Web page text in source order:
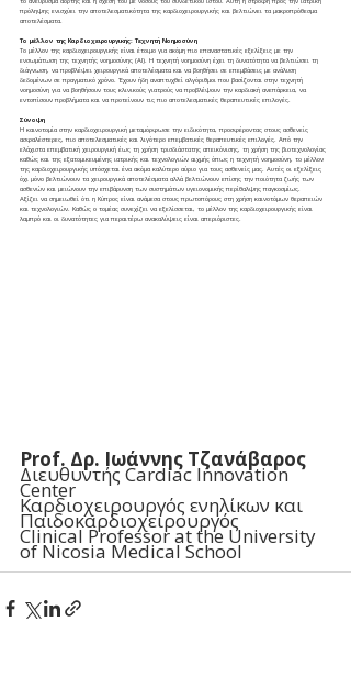
πρόληψης ενισχύει την αποτελεσματικότητα της καρδιοχειρουργικής και βελτιώνει τα μακροπρόθεσμα
αποτελέσματα.
Το μέλλον της Καρδιοχειρουργικής: Τεχνητή Νοημοσύνη
Tο μέλλον της καρδιοχειρουργικής είναι έτοιμο για ακόμη πιο επαναστατικές εξελίξεις με την
ενσωμάτωση της τεχνητής νοημοσύνης (AI). Η τεχνητή νοημοσύνη έχει τη δυνατότητα να βελτιώσει τη
διάγνωση, να προβλέψει χειρουργικά αποτελέσματα και να βοηθήσει σε επεμβάσεις με ανάλυση
δεδομένων σε πραγματικό χρόνο. Έχουν ήδη αναπτυχθεί αλγόριθμοι που βασίζονται στην τεχνητή
νοημοσύνη για να βοηθήσουν τους κλινικούς γιατρούς να προβλέψουν την καρδιακή ανεπάρκεια, να
εντοπίσουν προβλήματα και να προτείνουν τις πιο αποτελεσματικές θεραπευτικές επιλογές.
Σύνοψη
Η καινοτομία στην καρδιοχειρουργική μεταμόρφωσε την ειδικότητα, προσφέροντας στους ασθενείς
ασφαλέστερες, πιο αποτελεσματικές και λιγότερο επεμβατικές θεραπευτικές επιλογές. Από την
ελάχιστα επεμβατική χειρουργική έως τη χρήση τρισδιάστατης απεικόνισης, τη χρήση της βιοτεχνολογίας
καθώς και της εξατομικευμένης ιατρικής και τεχνολογιών αιχμής όπως η τεχνητή νοημοσύνη, το μέλλον
της καρδιοχειρουργικής υπόσχεται ένα ακόμα καλύτερο αύριο για τους ασθενείς μας. Αυτές οι εξελίξεις
όχι μόνο βελτιώνουν τα χειρουργικά αποτελέσματα αλλά βελτιώνουν επίσης την ποιότητα ζωής των
ασθενών και μειώνουν την επιβάρυνση των συστημάτων υγειονομικής περίθαλψης παγκοσμίως.
Αξίζει να σημειωθεί ότι η Κύπρος είναι ανάμεσα στους πρωτοπόρους στη χρήση καινοτόμων θεραπειών
και τεχνολογιών. Καθώς ο τομέας συνεχίζει να εξελίσσεται, το μέλλον της καρδιοχειρουργικής είναι
λαμπρό και οι δυνατότητες για περαιτέρω ανακαλύψεις είναι απεριόριστες.
Prof. Δρ. Ιωάννης Τζανάβαρος
Διευθυντής Cardiac Innovation
Center
Καρδιοχειρουργός ενηλίκων και
Παιδοκαρδιοχειρουργός
Clinical Professor at the University
of Nicosia Medical School